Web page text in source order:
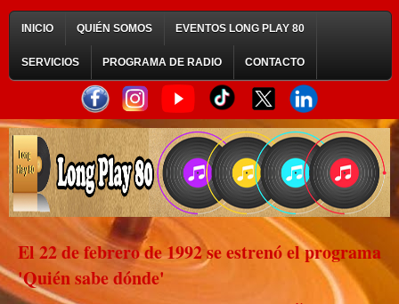
INICIO QUIÉN SOMOS EVENTOS LONG PLAY 80
SERVICIOS PROGRAMA DE RADIO CONTACTO
El 22 de febrero de 1992 se estrenó el programa
'Quién sabe dónde'